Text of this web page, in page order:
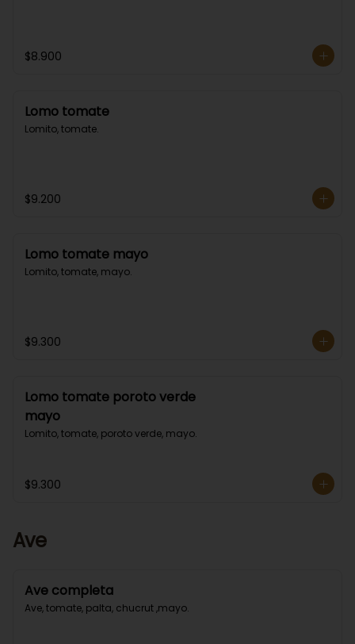
$8.900
Lomo tomate
Lomito, tomate.
$9.200
Lomo tomate mayo
Lomito, tomate, mayo.
$9.300
Lomo tomate poroto verde
mayo
Lomito, tomate, poroto verde, mayo.
$9.300
Ave
Ave completa
Ave, tomate, palta, chucrut ,mayo.